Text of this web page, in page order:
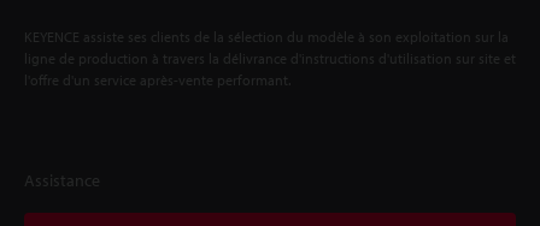
KEYENCE assiste ses clients de la sélection du modèle à son exploitation sur la
ligne de production à travers la délivrance d'instructions d'utilisation sur site et
l'offre d'un service après-vente performant.
Assistance